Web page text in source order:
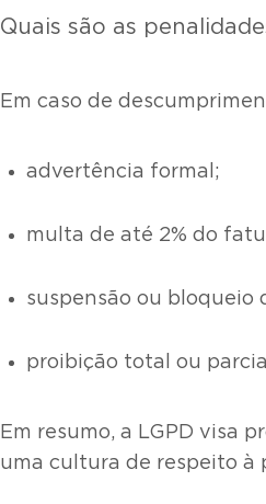
Quais são as
Em caso de
advertência formal;
multa de até 2% do
suspensão ou bloqueio
proibição total ou
Em resumo, a LGPD visa
uma cultura de respeito à